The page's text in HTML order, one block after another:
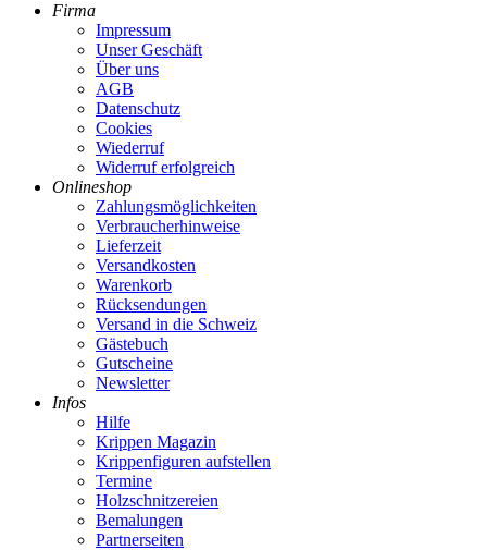
Firma
Impressum
Unser Geschäft
Über uns
AGB
Datenschutz
Cookies
Wiederruf
Widerruf erfolgreich
Onlineshop
Zahlungsmöglichkeiten
Verbraucherhinweise
Lieferzeit
Versandkosten
Warenkorb
Rücksendungen
Versand in die Schweiz
Gästebuch
Gutscheine
Newsletter
Infos
Hilfe
Krippen Magazin
Krippenfiguren aufstellen
Termine
Holzschnitzereien
Bemalungen
Partnerseiten